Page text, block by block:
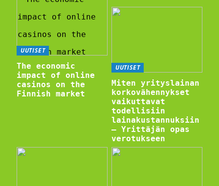
UUTISET
The economic
impact of online
casinos on the
Finnish market
UUTISET
Miten yrityslainan
korkovähennykset
vaikuttavat
todellisiin
lainakustannuksiin
– Yrittäjän opas
verotukseen